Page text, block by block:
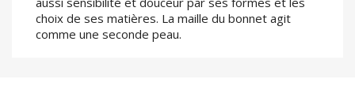
choix de ses matières. La maille du bonnet agit
comme une seconde peau.